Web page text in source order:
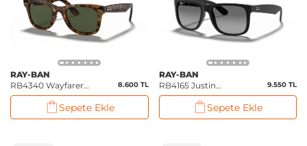
RAY-BAN
RB4340 Wayfarer
Ease
8.600 TL
Sepete Ekle
RAY-BAN
RB4165 Justin
Classic
9.550 TL
Sepete Ekle